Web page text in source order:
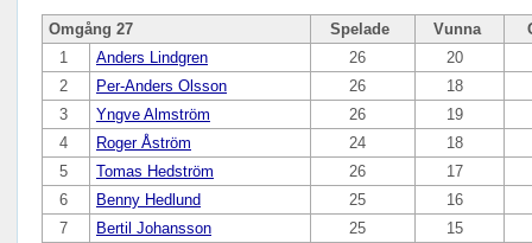
Omgång 27 Spelade Vunna
1
Anders Lindgren 26
20
2
Per-Anders Olsson 26
18
3
Yngve Almström 26
19
4
Roger Åström 24
18
5
Tomas Hedström 26
17
6
Benny Hedlund 25
16
7
Bertil Johansson 25
15